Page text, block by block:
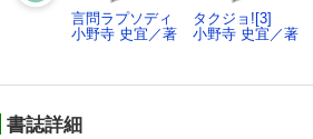
言問ラプソディ
小野寺 史宜／著
タクジョ![3]
小野寺 史宜／著
書誌詳細